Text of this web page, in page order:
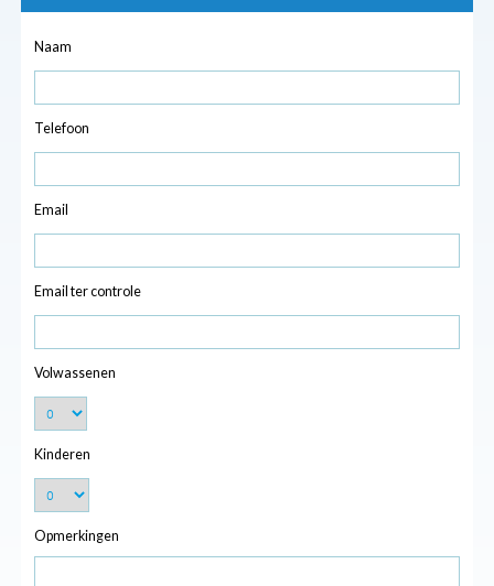
Naam
Telefoon
Email
Email ter controle
Volwassenen
Kinderen
Opmerkingen